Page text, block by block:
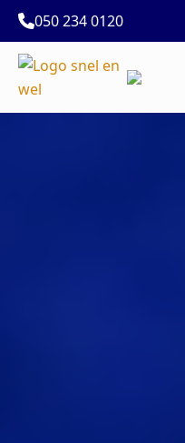
050 234 0120